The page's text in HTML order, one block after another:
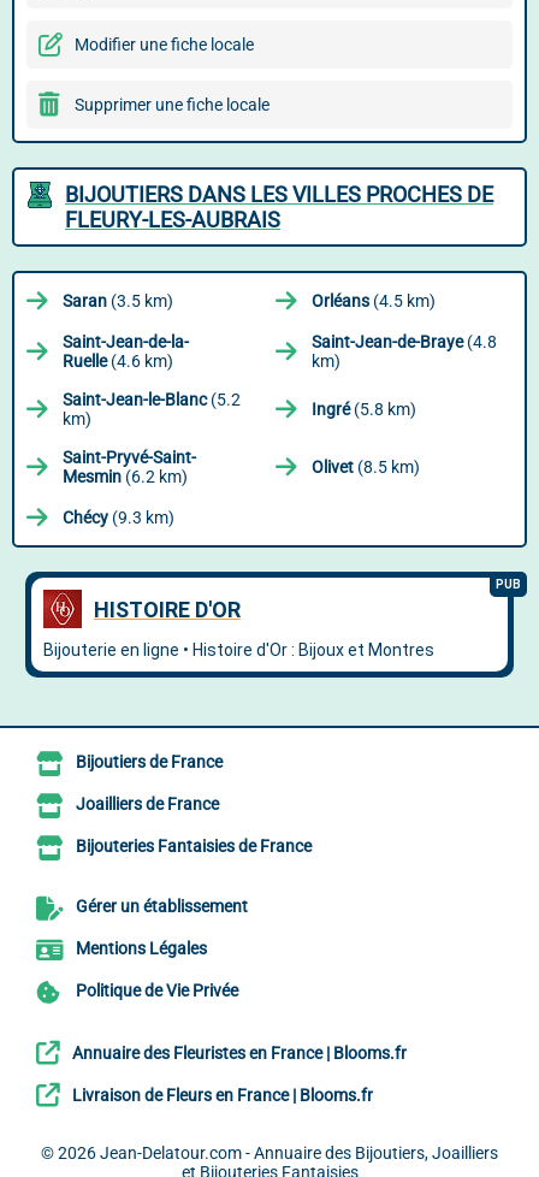
Modifier une fiche locale
Supprimer une fiche locale
BIJOUTIERS DANS LES VILLES PROCHES DE
FLEURY-LES-AUBRAIS
Saran (3.5 km) Orléans (4.5 km)
Saint-Jean-de-la-
Ruelle(4.6 km)
Saint-Jean-de-Braye(4.8
km)
Saint-Jean-le-Blanc(5.2
km)
Ingré(5.8 km)
Saint-Pryvé-Saint-
Mesmin (6.2 km) Olivet (8.5 km)
Chécy (9.3 km)
Bijoutiers de France
Joailliers de France
Bijouteries Fantaisies de France
Gérer un établissement
Mentions Légales
Politique de Vie Privée
Annuaire des Fleuristes en France | Blooms.fr
Livraison de Fleurs en France | Blooms.fr
© 2026Jean-Delatour.com - Annuaire des Bijoutiers, Joailliers
et Bijouteries Fantaisies